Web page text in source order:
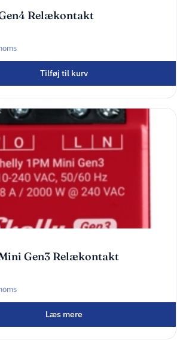
Relækontakt
Tilføj til kurv
Gen3 Relækontakt
Læs mere